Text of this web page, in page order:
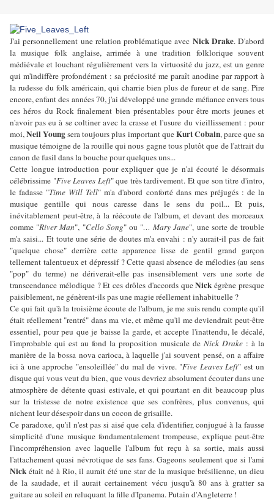
J'ai personnellement une relation problématique avec Nick Drake. D'abord
la musique folk anglaise, arrimée à une tradition folklorique souvent
médiévale et louchant régulièrement vers la virtuosité du jazz, est un genre
qui m'indiffère profondément : sa préciosité me paraît anodine par rapport à
la rudesse du folk américain, qui charrie bien plus de fureur et de sang. Pire
encore, enfant des années 70, j'ai développé une grande méfiance envers tous
ces héros du Rock finalement bien présentables pour être morts jeunes et
n'avoir pas eu à se coltiner avec la crasse et l'usure du vieillissement : pour
moi,Neil Youngsera toujours plus important queKurt Cobain, parce que sa
musique témoigne de la rouille qui nous gagne tous plutôt que de l'attrait du
canon de fusil dans la bouche pour quelques uns...
Cette longue introduction pour expliquer que je n'ai écouté le désormais
célébrissime "Five Leaves Left" que très tardivement. Et que son titre d'intro,
le fadasse "Time Will Tell" m'a d'abord conforté dans mes préjugés : de la
musique gentille qui nous caresse dans le sens du poil... Et puis,
inévitablement peut-être, à la réécoute de l'album, et devant des morceaux
comme "River Man", "Cello Song" ou "… Mary Jane", une sorte de trouble
m'a saisi... Et toute une série de doutes m'a envahi : n'y aurait-il pas de fait
"quelque chose" derrière cette apparence lisse de gentil grand garçon
tellement talentueux et dépressif ? Cette quasi absence de mélodies (au sens
"pop" du terme) ne dériverait-elle pas insensiblement vers une sorte de
transcendance mélodique ? Et ces drôles d'accords queNick égrène presque
paisiblement, ne génèrent-ils pas une magie réellement inhabituelle ?
Ce qui fait qu'à la troisième écoute de l'album, je me suis rendu compte qu'il
était réellement "rentré" dans ma vie, et même qu'il me deviendrait peut-être
essentiel, pour peu que je baisse la garde, et accepte l'inattendu, le décalé,
l'improbable qui est au fond la proposition musicale de Nick Drake : à la
manière de la bossa nova carioca, à laquelle j'ai souvent pensé, on a affaire
ici à une approche "ensoleillée" du mal de vivre. "Five Leaves Left" est un
disque qui vous veut du bien, que vous devriez absolument écouter dans une
atmosphère de détente quasi estivale, et qui pourtant en dit beaucoup plus
sur la tristesse de notre existence que ses confrères, plus convenus, qui
nichent leur désespoir dans un cocon de grisaille.
Ce paradoxe, qu'il n'est pas si aisé que cela d'identifier, conjugué à la fausse
simplicité d'une musique fondamentalement trompeuse, explique peut-être
l'incompréhension avec laquelle l'album fut reçu à sa sortie, mais aussi
l'attachement quasi névrotique de ses fans. Gageons seulement que si l'ami
Nick était né à Rio, il aurait été une star de la musique brésilienne, un dieu
de la saudade, et il aurait certainement vécu jusqu'à 80 ans à gratter sa
guitare au soleil en reluquant la fille d'Ipanema. Putain d'Angleterre !